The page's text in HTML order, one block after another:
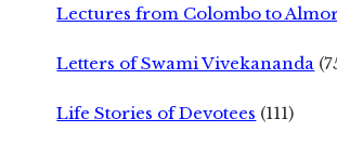
Lectures from Colombo to
Letters of Swami Vivekananda
Life Stories of Devotees (111)